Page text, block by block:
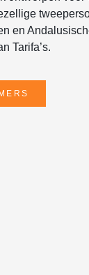
en
Tarifa’s.